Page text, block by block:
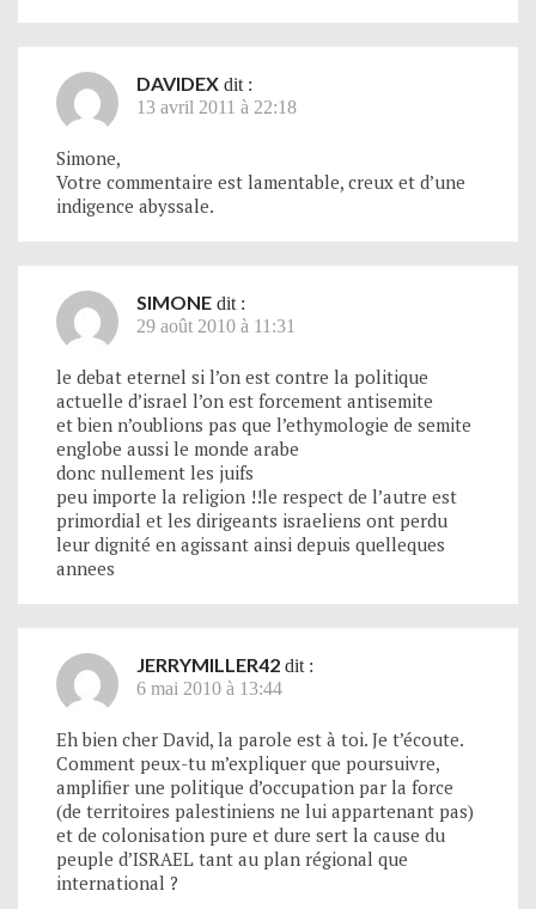
DAVIDEX dit :
13 avril 2011 à 22:18
Simone,
Votre commentaire est lamentable, creux et d’une
indigence abyssale.
SIMONE dit :
29 août 2010 à 11:31
le debat eternel si l’on est contre la politique
actuelle d’israel l’on est forcement antisemite
et bien n’oublions pas que l’ethymologie de semite
englobe aussi le monde arabe
donc nullement les juifs
peu importe la religion !!le respect de l’autre est
primordial et les dirigeants israeliens ont perdu
leur dignité en agissant ainsi depuis quelleques
annees
JERRYMILLER42 dit :
6 mai 2010 à 13:44
Eh bien cher David, la parole est à toi. Je t’écoute.
Comment peux-tu m’expliquer que poursuivre,
amplifier une politique d’occupation par la force
(de territoires palestiniens ne lui appartenant pas)
et de colonisation pure et dure sert la cause du
peuple d’ISRAEL tant au plan régional que
international ?